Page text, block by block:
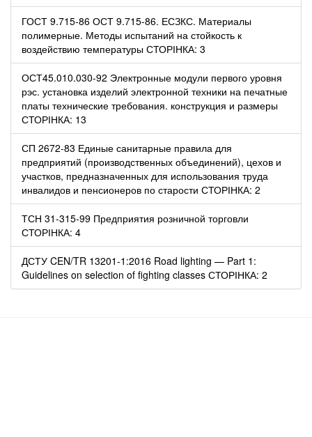
ГОСТ 9.715-86 ОСТ 9.715-86. ЕСЗКС. Материалы
полимерные. Методы испытаний на стойкость к
воздействию температуры СТОРІНКА: 3
ОСТ45.010.030-92 Электронные модули первого уровня
рэс. установка изделий электронной техники на печатные
платы технические требования. конструкция и размеры
СТОРІНКА: 13
СП 2672-83 Единые санитарные правила для
предприятий (производственных объединений), цехов и
участков, предназначенных для использования труда
инвалидов и пенсионеров по старости СТОРІНКА: 2
ТСН 31-315-99 Предприятия розничной торговли
СТОРІНКА: 4
ДСТУ CEN/TR 13201-1:2016 Road lighting — Part 1:
Guidelines on selection of fighting classes СТОРІНКА: 2